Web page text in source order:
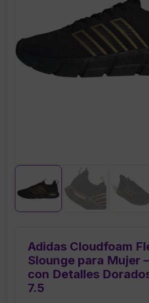
Adidas Cloudfoam
Slounge para Mujer
con Detalles
7.5